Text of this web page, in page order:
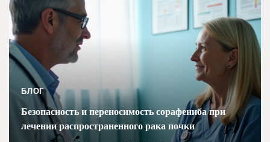
БЛОГ
Безопасность и переносимость сорафениба при
лечении распространенного рака почки